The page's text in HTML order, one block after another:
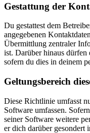
Gestattung der
Du gestattest dem
angegebenen
Übermittlung zentraler
ist. Darüber hinaus dürfen
sofern du dies in deinem
Geltungsbereich
Diese Richtlinie umfasst
Software umfassen.
seiner Software weitere
er dich darüber gesondert